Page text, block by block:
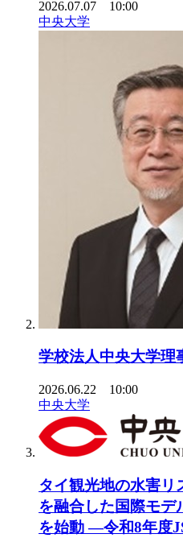
2026.07.07 10:00
中央大学
学校法人中央大学理
2026.06.22 10:00
中央大学
タイ観光地の水害リ
を融合した国際モデ
を始動 ―令和8年度